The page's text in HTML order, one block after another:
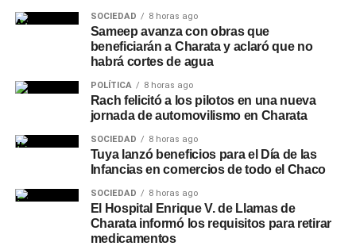
SOCIEDAD 8 horas ago
Sameep avanza con obras que
beneficiarán a Charata y aclaró que no
habrá cortes de agua
POLÍTICA 8 horas ago
Rach felicitó a los pilotos en una nueva
jornada de automovilismo en Charata
SOCIEDAD 8 horas ago
Tuya lanzó beneficios para el Día de las
Infancias en comercios de todo el Chaco
SOCIEDAD 8 horas ago
El Hospital Enrique V. de Llamas de
Charata informó los requisitos para retirar
medicamentos